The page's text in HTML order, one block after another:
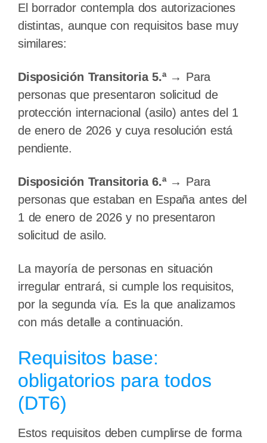
El borrador contempla dos autorizaciones
distintas, aunque con requisitos base muy
similares:
Disposición Transitoria 5.ª→ Para
personas que presentaron solicitud de
protección internacional (asilo) antes del 1
de enero de 2026 y cuya resolución está
pendiente.
Disposición Transitoria 6.ª→ Para
personas que estaban en España antes del
1 de enero de 2026 y no presentaron
solicitud de asilo.
La mayoría de personas en situación
irregular entrará, si cumple los requisitos,
por la segunda vía. Es la que analizamos
con más detalle a continuación.
Requisitos base:
obligatorios para todos
(DT6)
Estos requisitos deben cumplirse de forma